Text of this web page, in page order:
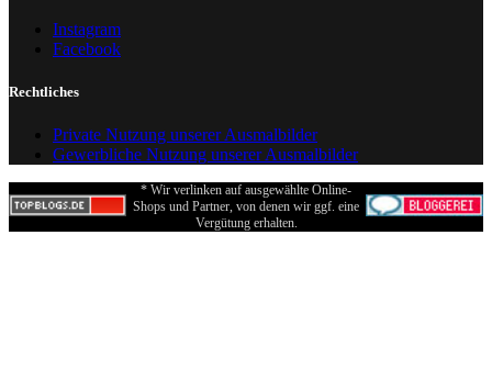
Instagram
Facebook
Rechtliches
Private Nutzung unserer Ausmalbilder
Gewerbliche Nutzung unserer Ausmalbilder
* Wir verlinken auf ausgewählte Online-
Shops und Partner, von denen wir ggf. eine
Vergütung erhalten.